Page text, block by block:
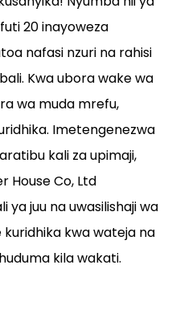
20 inayoweza
nafasi nzuri na rahisi
Kwa ubora wake wa
wa muda mrefu,
Imetengenezwa
kali za upimaji,
House Co, Ltd
ya juu na uwasilishaji wa
kwa wateja na
kila wakati.